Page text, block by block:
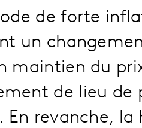
de forte
un
maintien du
de lieu de
En revanche,